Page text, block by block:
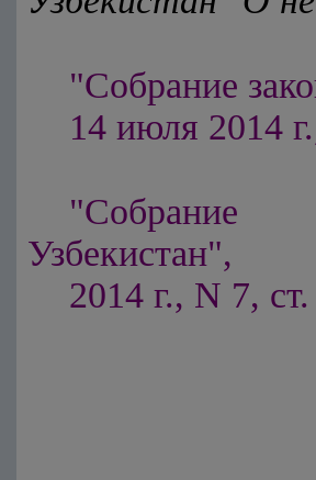
"Собрание
14 июля 2014
"Собрание
Узбекистан",
2014 г., N 7,